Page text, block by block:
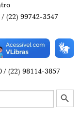
(22) 99742-3547
/ (22) 98114-3857
Search Button